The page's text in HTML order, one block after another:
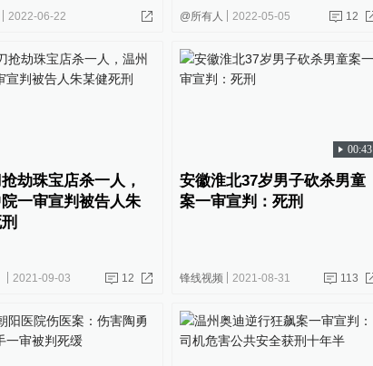
2022-06-22 @所有人 2022-05-05 12
劫珠宝店杀一人，
一审宣判被告人朱
2021-09-03 12
00:43
安徽淮北37岁男子砍杀男童
案一审宣判：死刑
锋线视频 2021-08-31 113